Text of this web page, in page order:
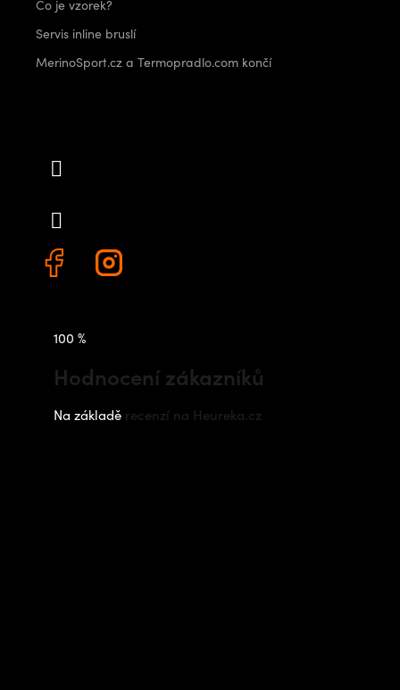
Co je vzorek?
Servis inline bruslí
MerinoSport.cz a Termopradlo.com končí
100 %
Hodnocení zákazníků
Na základě recenzí na Heureka.cz